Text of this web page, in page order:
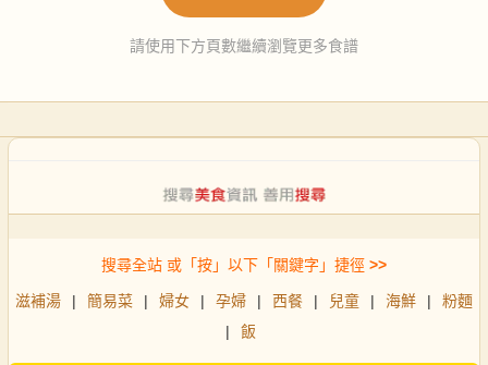
請使用下方頁數繼續瀏覽更多食譜
搜尋全站 或「按」以下「關鍵字」捷徑 >>
滋補湯 | 簡易菜 | 婦女 | 孕婦 | 西餐 | 兒童 | 海鮮 |
粉麵
|
飯